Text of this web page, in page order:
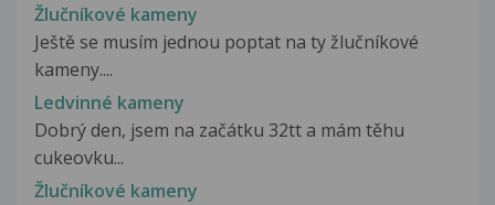
Žlučníkové kameny
Ještě se musím jednou poptat na ty žlučníkové
kameny....
Ledvinné kameny
Dobrý den, jsem na začátku 32tt a mám těhu
cukeovku...
Žlučníkové kameny